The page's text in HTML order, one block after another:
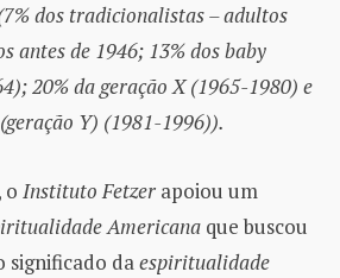
dos tradicionalistas – adultos
antes de 1946; 13% dos baby
20% da geração X (1965-1980) e
Y) (1981-1996)).
o Instituto Fetzer apoiou um
Americana que buscou
significado daespiritualidade